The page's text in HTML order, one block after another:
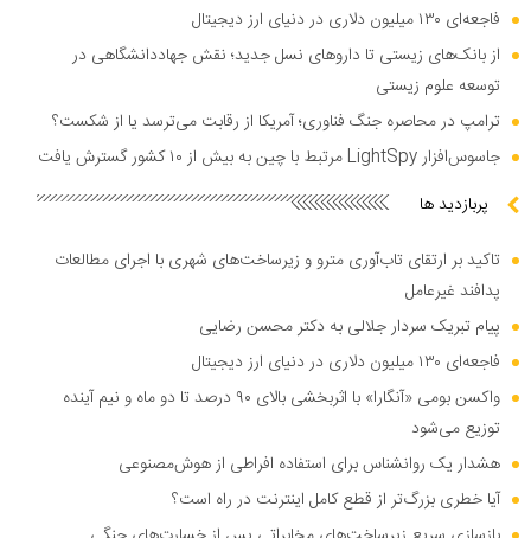
فاجعه‌ای ۱۳۰ میلیون دلاری در دنیای ارز دیجیتال
از بانک‌های زیستی تا دارو‌های نسل جدید؛ نقش جهاددانشگاهی در
توسعه علوم زیستی
ترامپ در محاصره جنگ فناوری؛ آمریکا از رقابت می‌ترسد یا از شکست؟
جاسوس‌افزار LightSpy مرتبط با چین به بیش از ۱۰ کشور گسترش یافت
پربازدید ها
تاکید بر ارتقای تاب‌آوری مترو و زیرساخت‌های شهری با اجرای مطالعات
پدافند غیرعامل
پیام تبریک سردار جلالی به دکتر محسن رضایی
فاجعه‌ای ۱۳۰ میلیون دلاری در دنیای ارز دیجیتال
واکسن بومی «آنگارا» با اثربخشی بالای ۹۰ درصد تا دو ماه و نیم آینده
توزیع می‌شود
هشدار یک روانشناس برای استفاده افراطی از هوش‌مصنوعی
آیا خطری بزرگ‌تر از قطع کامل اینترنت در راه است؟